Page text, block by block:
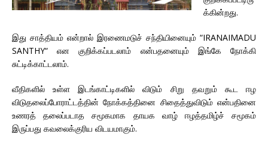
க்கின்றது.
இது சாத்தியம் என்றால் இரணைமடுச் சந்தியினையும் “IRANAIMADU
SANTHY“ என குறிக்கப்படலாம் என்பதனையும் இங்கே நோக்கி
சுட்டிக்காட்டலாம்.
வீதிகளில் உள்ள இடங்காட்டிகளில் விடும் சிறு தவறும் கூட ஈழ
விடுதலைப்போராட்டத்தின் நோக்கத்தினை சிதைத்துவிடும் என்பதினை
உணரத் தலைப்படாத சமூகமாக தாயக வாழ் ஈழத்தமிழ்ச் சமூகம்
இருப்பது கவலைக்குரிய விடயமாகும்.